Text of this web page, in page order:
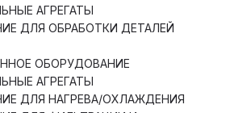
АГРЕГАТЫ
ДЛЯ ОБРАБОТКИ ДЕТАЛЕЙ
ОБОРУДОВАНИЕ
АГРЕГАТЫ
ДЛЯ НАГРЕВА/ОХЛАЖДЕНИЯ